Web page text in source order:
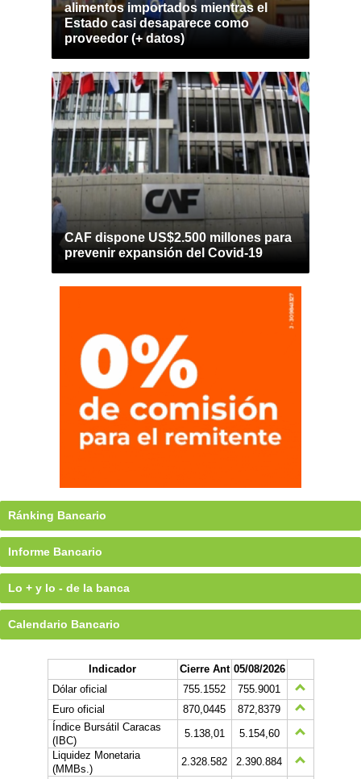
alimentos importados mientras el
Estado casi desaparece como
proveedor (+ datos)
CAF dispone US$2.500 millones para
prevenir expansión del Covid-19
Ránking Bancario
Informe Bancario
Lo + y lo - de la banca
Calendario Bancario
Indicador Cierre Ant 05/08/2026
Dólar oficial
755.1552
755.9001
Euro oficial
870,0445
872,8379
Índice Bursátil Caracas
(IBC)
5.138,01
5.154,60
Liquidez Monetaria
(MMBs.)
2.328.582
2.390.884